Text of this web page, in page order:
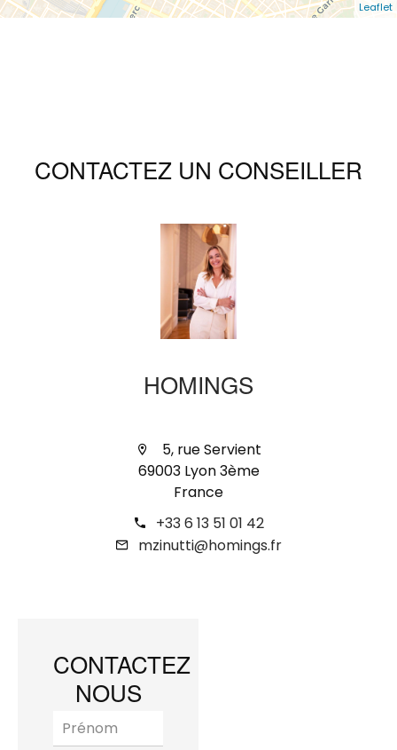
Leaflet
CONTACTEZ UN CONSEILLER
HOMINGS
5, rue Servient
69003 Lyon 3ème
France
+33 6 13 51 01 42
mzinutti@homings.fr
CONTACTEZ
NOUS